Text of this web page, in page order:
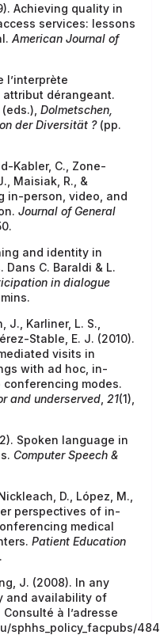
Achieving quality in
services: lessons
American Journal of
l’interprète
attribut dérangeant.
Dolmetschen,
der Diversität ?(pp.
Kabler, C., Zone-
Maisiak, R., &
in-person, video, and
Journal of General
and identity in
C. Baraldi & L.
in dialogue
J., Karliner, L. S.,
Stable, E. J. (2010).
visits in
with ad hoc, in-
modes.
and underserved 21(1),
Spoken language in
Computer Speech &
D., López, M.,
perspectives of in-
medical
Patient Education
J. (2008). In any
and availability of
à l’adresse
sphhs_policy_facpubs/484